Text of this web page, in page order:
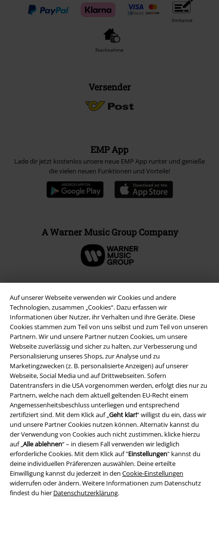
Auf unserer Webseite verwenden wir Cookies und andere
Technologien, zusammen „Cookies“. Dazu erfassen wir
Informationen über Nutzer, ihr Verhalten und ihre Geräte. Diese
Cookies stammen zum Teil von uns selbst und zum Teil von unseren
Partnern. Wir und unsere Partner nutzen Cookies, um unsere
Webseite zuverlässig und sicher zu halten, zur Verbesserung und
Personalisierung unseres Shops, zur Analyse und zu
Marketingzwecken (z. B. personalisierte Anzeigen) auf unserer
Webseite, Social Media und auf Drittwebseiten. Sofern
Datentransfers in die USA vorgenommen werden, erfolgt dies nur zu
Partnern, welche nach dem aktuell geltenden EU-Recht einem
Angemessenheitsbeschluss unterliegen und entsprechend
zertifiziert sind. Mit dem Klick auf „Geht klar!“ willigst du ein, dass wir
und unsere Partner Cookies nutzen können. Alternativ kannst du
der Verwendung von Cookies auch nicht zustimmen, klicke hierzu
auf „Alle ablehnen“ – in diesem Fall verwenden wir lediglich
erforderliche Cookies. Mit dem Klick auf "Einstellungen" kannst du
deine individuellen Präferenzen auswählen. Deine erteilte
Einwilligung kannst du jederzeit in den Cookie-Einstellungen
widerrufen oder ändern. Weitere Informationen zum Datenschutz
findest du hier Datenschutzerklärung.
Vorkasse
Nachnahme
Versender
EMP App
Lade dir jetzt kostenlos unsere neue EMP App runter und genieße
die vielen neuen Funktionen und Vorteile!
A Warner Music Group Company
Rechtliches
AGB
Impressum
Datenschutz
Entsorgung und Umweltschutz
Konformitätserklärung